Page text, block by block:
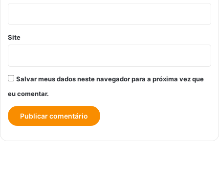
Site
Salvar meus dados neste navegador para a próxima vez que
eu comentar.